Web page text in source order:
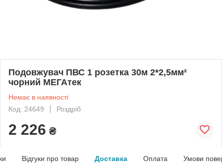
Подовжувач ПВС 1 розетка 30м 2*2,5мм²
чорний МЕГАтек
Немає в наявності
Код: 24649
Роздріб
2 226 ₴
Відгуки про товар Доставка Оплата Умови